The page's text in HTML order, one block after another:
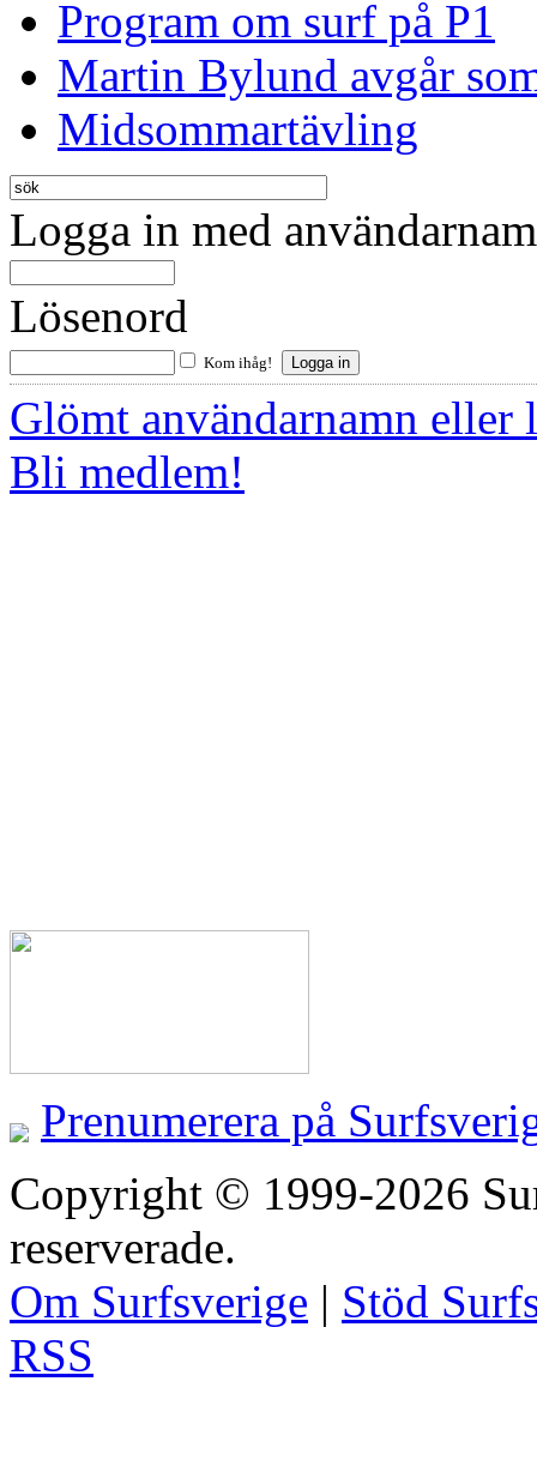
Program om surf på P1
Martin Bylund avgår
Midsommartävling
Logga in med
Lösenord
Kom ihåg!
Glömt användarnamn eller
Bli medlem!
Prenumerera på
Copyright © 1999-2026
reserverade.
Om Surfsverige | Stöd
RSS